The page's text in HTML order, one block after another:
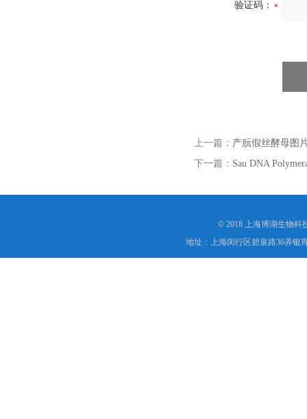
验证码：
上一篇： 产朊假丝酵母图
下一篇： Sau DNA
© 2018 上海博湖生物科
地址：上海闵行区碧泉路36弄银